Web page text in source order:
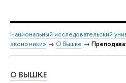
Национальный исследовательский
экономики» → О Вышке →
О ВЫШКЕ